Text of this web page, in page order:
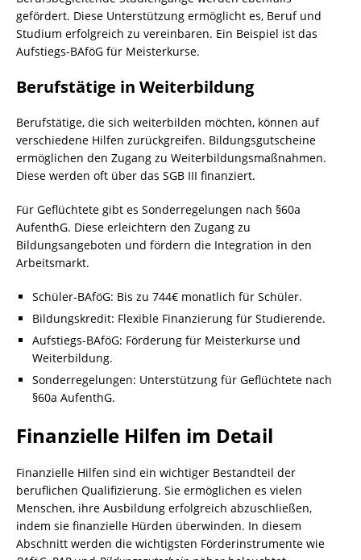
gefördert. Diese Unterstützung ermöglicht es, Beruf und
Studium erfolgreich zu vereinbaren. Ein Beispiel ist das
Aufstiegs-BAföG für Meisterkurse.
Berufstätige in Weiterbildung
Berufstätige, die sich weiterbilden möchten, können auf
verschiedene Hilfen zurückgreifen. Bildungsgutscheine
ermöglichen den Zugang zu Weiterbildungsmaßnahmen.
Diese werden oft über das SGB III finanziert.
Für Geflüchtete gibt es Sonderregelungen nach §60a
AufenthG. Diese erleichtern den Zugang zu
Bildungsangeboten und fördern die Integration in den
Arbeitsmarkt.
Schüler-BAföG: Bis zu 744€ monatlich für Schüler.
Bildungskredit: Flexible Finanzierung für Studierende.
Aufstiegs-BAföG: Förderung für Meisterkurse und
Weiterbildung.
Sonderregelungen: Unterstützung für Geflüchtete nach
§60a AufenthG.
Finanzielle Hilfen im Detail
Finanzielle Hilfen sind ein wichtiger Bestandteil der
beruflichen Qualifizierung. Sie ermöglichen es vielen
Menschen, ihre Ausbildung erfolgreich abzuschließen,
indem sie finanzielle Hürden überwinden. In diesem
Abschnitt werden die wichtigsten Förderinstrumente wie